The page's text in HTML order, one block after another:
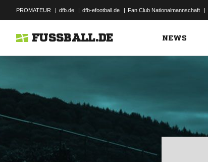
PROMATEUR | dfb.de | dfb-efootball.de | Fan Club Nationalmannschaft |
FUSSBALL.DE NEWS